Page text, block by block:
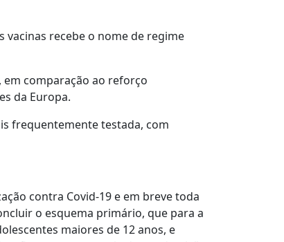
recebe o nome de regime
comparação ao reforço
da Europa.
frequentemente testada, com
contra Covid-19 e em breve toda
o esquema primário, que para a
maiores de 12 anos, e